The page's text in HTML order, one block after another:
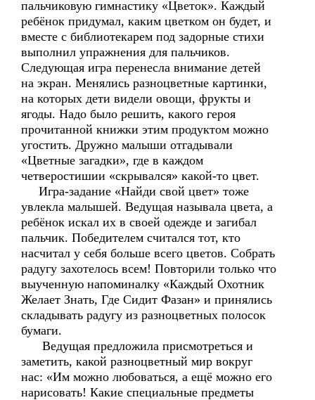
пальчиковую гимнастику «Цветок». Каждый
ребёнок придумал, каким цветком он будет, и
вместе с библиотекарем под задорные стихи
выполнил упражнения для пальчиков.
Следующая игра перенесла внимание детей
на экран. Менялись разноцветные картинки,
на которых дети видели овощи, фрукты и
ягоды. Надо было решить, какого героя
прочитанной книжки этим продуктом можно
угостить. Дружно малыши отгадывали
«Цветные загадки», где в каждом
четверостишии «скрывался» какой-то цвет.
Игра-задание «Найди свой цвет» тоже
увлекла малышей. Ведущая называла цвета, а
ребёнок искал их в своей одежде и загибал
пальчик. Победителем считался тот, кто
насчитал у себя больше всего цветов. Собрать
радугу захотелось всем! Повторили только что
выученную напоминалку «Каждый Охотник
Желает Знать, Где Сидит Фазан» и принялись
складывать радугу из разноцветных полосок
бумаги.
Ведущая предложила присмотреться и
заметить, какой разноцветный мир вокруг
нас: «Им можно любоваться, а ещё можно его
нарисовать! Какие специальные предметы